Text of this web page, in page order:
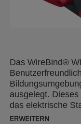
Das WireBind®
ausgelegt.
das elektrische
Er kann bis zu 15
ERWEITERN